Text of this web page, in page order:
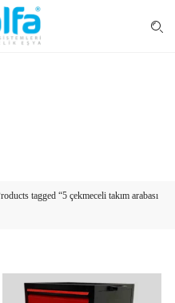
tagged “5 çekmeceli takım arabası